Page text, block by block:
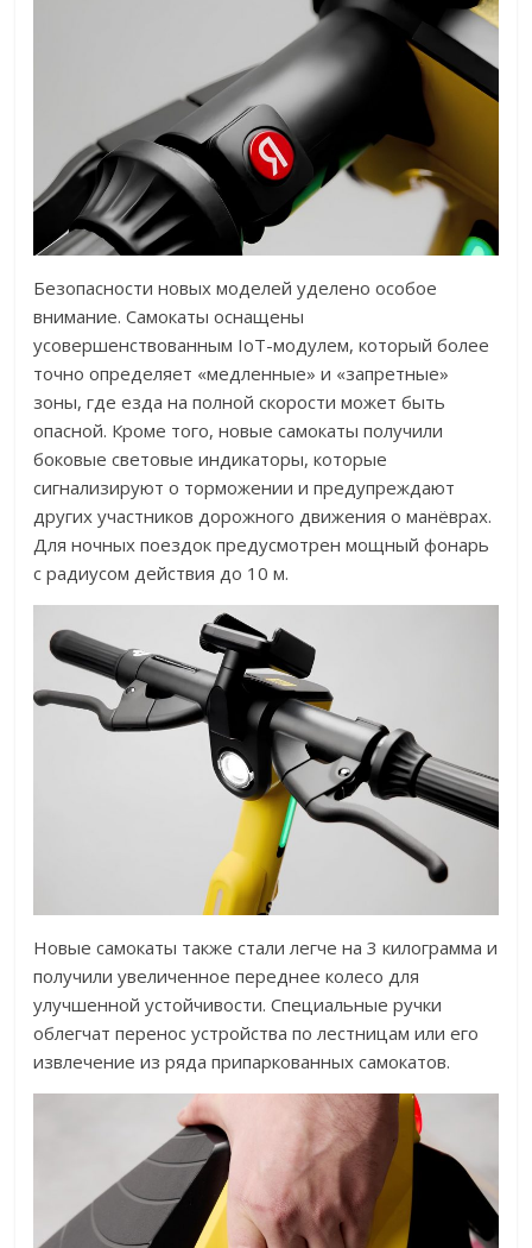
Безопасности новых моделей уделено особое
внимание. Самокаты оснащены
усовершенствованным IoT-модулем, который более
точно определяет «медленные» и «запретные»
зоны, где езда на полной скорости может быть
опасной. Кроме того, новые самокаты получили
боковые световые индикаторы, которые
сигнализируют о торможении и предупреждают
других участников дорожного движения о манёврах.
Для ночных поездок предусмотрен мощный фонарь
с радиусом действия до 10 м.
Новые самокаты также стали легче на 3 килограмма и
получили увеличенное переднее колесо для
улучшенной устойчивости. Специальные ручки
облегчат перенос устройства по лестницам или его
извлечение из ряда припаркованных самокатов.